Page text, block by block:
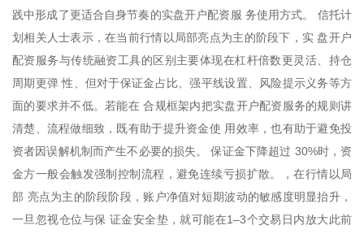
践中形成了更适合自身节奏的实盘开户配资服 务使用方式。 信托计
划相关人士表示，在当前行情以局部亮点为主的阶段下，实 盘开户
配资服务与传统融资工具的区别主要体现在杠杆倍数更灵活、持仓
周期更弹 性、但对于保证金占比、强平线设置、风险提示义务等方
面的要求并不低。若能在 合规框架内把实盘开户配资服务的规则讲
清楚、流程做细致，既有助于提升资金使 用效率，也有助于避免投
资者因误解机制而产生不必要的损失。 保证金下降超过 30%时，资
金方一般会触发强制控制流程，避免连续亏损扩散。，在行情以局
部 亮点为主的阶段阶段，账户净值对短期波动的敏感度明显抬升，
一旦忽视仓位与保 证金安全垫，就可能在1–3个交易日内放大此前